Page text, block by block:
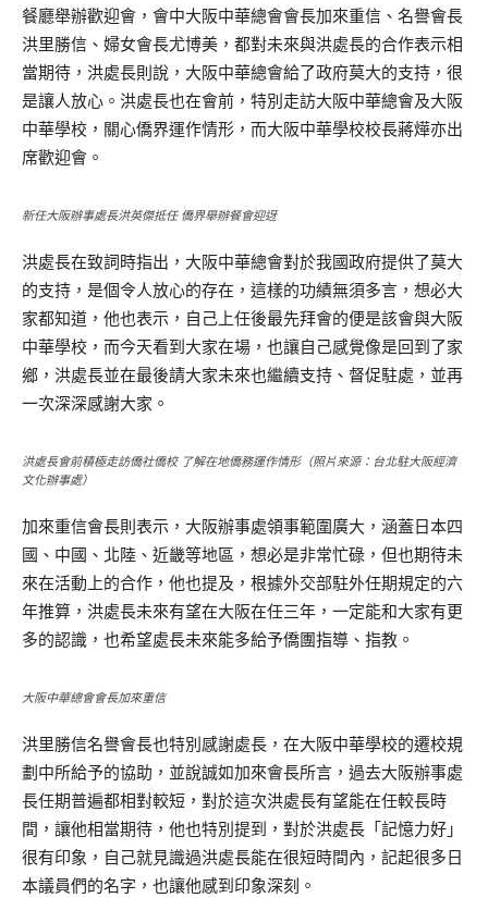
餐廳舉辦歡迎會，會中大阪中華總會會長加來重信、名譽會長
洪里勝信、婦女會長尤博美，都對未來與洪處長的合作表示相
當期待，洪處長則說，大阪中華總會給了政府莫大的支持，很
是讓人放心。洪處長也在會前，特別走訪大阪中華總會及大阪
中華學校，關心僑界運作情形，而大阪中華學校校長蔣燁亦出
席歡迎會。
新任大阪辦事處長洪英傑抵任 僑界舉辦餐會迎迓
洪處長在致詞時指出，大阪中華總會對於我國政府提供了莫大
的支持，是個令人放心的存在，這樣的功績無須多言，想必大
家都知道，他也表示，自己上任後最先拜會的便是該會與大阪
中華學校，而今天看到大家在場，也讓自己感覺像是回到了家
鄉，洪處長並在最後請大家未來也繼續支持、督促駐處，並再
一次深深感謝大家。
洪處長會前積極走訪僑社僑校 了解在地僑務運作情形（照片來源：台北駐大阪經濟
文化辦事處）
加來重信會長則表示，大阪辦事處領事範圍廣大，涵蓋日本四
國、中國、北陸、近畿等地區，想必是非常忙碌，但也期待未
來在活動上的合作，他也提及，根據外交部駐外任期規定的六
年推算，洪處長未來有望在大阪在任三年，一定能和大家有更
多的認識，也希望處長未來能多給予僑團指導、指教。
大阪中華總會會長加來重信
洪里勝信名譽會長也特別感謝處長，在大阪中華學校的遷校規
劃中所給予的協助，並說誠如加來會長所言，過去大阪辦事處
長任期普遍都相對較短，對於這次洪處長有望能在任較長時
間，讓他相當期待，他也特別提到，對於洪處長「記憶力好」
很有印象，自己就見識過洪處長能在很短時間內，記起很多日
本議員們的名字，也讓他感到印象深刻。